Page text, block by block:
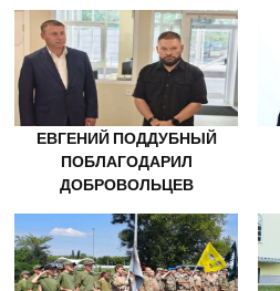
ЕВГЕНИЙ ПОДДУБНЫЙ
ПОБЛАГОДАРИЛ
ДОБРОВОЛЬЦЕВ
ЗА МУЖЕСТВО В СПАСЕНИИ
ПОСТРАДАВШИХ ОТ
ОБСТРЕЛОВ